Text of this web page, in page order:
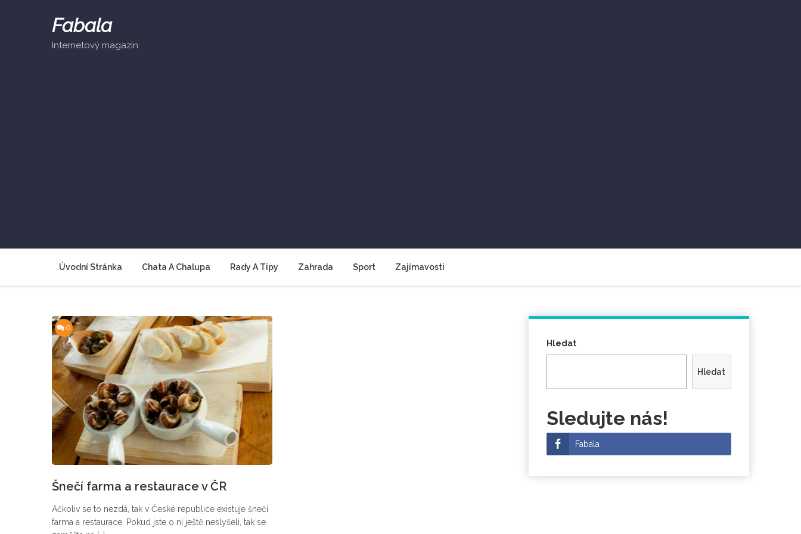
Fabala
Internetový magazín
Úvodní Stránka Chata A Chalupa Rady A Tipy Zahrada Sport Zajímavosti
0
Šnečí farma a restaurace v ČR
Ačkoliv se to nezdá, tak v České republice existuje šnečí
farma a restaurace. Pokud jste o ní ještě neslyšeli, tak se
Hledat
Hledat
Sledujte nás!
Fabala